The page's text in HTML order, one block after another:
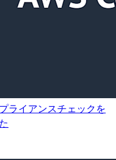
ライアンスチェックを